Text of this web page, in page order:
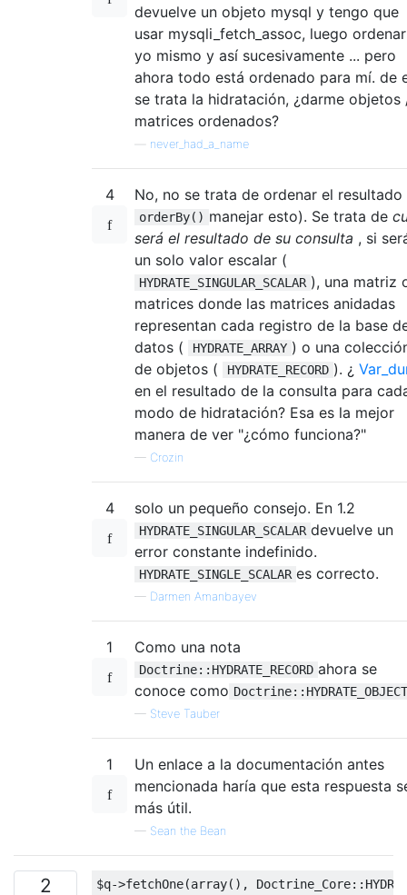
devuelve un objeto mysql y tengo que
usar mysqli_fetch_assoc, luego
yo mismo y así sucesivamente ... pero
ahora todo está ordenado para mí. de
se trata la hidratación, ¿darme objetos
matrices ordenados?
never_had_a_name
4 No, no se trata de ordenar el resultado
orderBy() manejar esto). Se trata de
será el resultado de su consulta , si
un solo valor escalar (
HYDRATE_SINGULAR_SCALAR ), una matriz
matrices donde las matrices anidadas
representan cada registro de la base
datos (
HYDRATE_ARRAY ) o una
de objetos (
HYDRATE_RECORD ). ¿
en el resultado de la consulta para
modo de hidratación? Esa es la mejor
manera de ver "¿cómo funciona?"
— Crozin
4 solo un pequeño consejo. En 1.2
HYDRATE_SINGULAR_SCALAR devuelve un
error constante indefinido.
HYDRATE_SINGLE_SCALAR es correcto.
— Darmen Amanbayev
1 Como una nota
Doctrine::HYDRATE_RECORD ahora se
conoce como Doctrine::HYDRATE_OBJECT
— Steve Tauber
1
Un enlace a la documentación antes
mencionada haría que esta respuesta
más útil.
— Sean the Bean
2 $q->fetchOne(array(), Doctrine_Core::